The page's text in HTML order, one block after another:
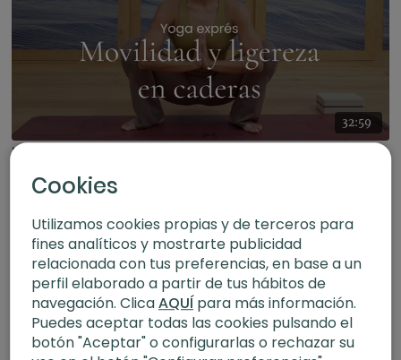
32:59
Movilidad y ligereza en caderas. Vinyasa con Mery
Cookies
Utilizamos cookies propias y de terceros para
fines analíticos y mostrarte publicidad
relacionada con tus preferencias, en base a un
perfil elaborado a partir de tus hábitos de
navegación. ClicaAQUÍpara más información.
Puedes aceptar todas las cookies pulsando el
botón "Aceptar" o configurarlas o rechazar su